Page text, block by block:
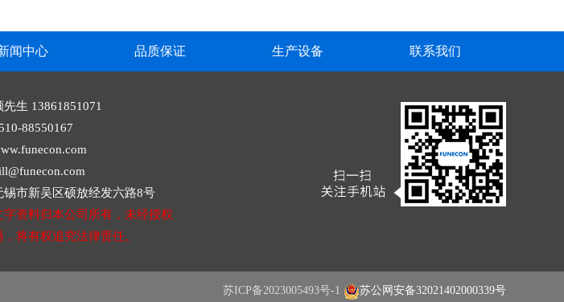
闻中心 品质保证 生产设备 联系我们
生 13861851071
88550167
市新吴区硕放经发六路8号
字资料归本公司所有，未经授权
将有权追究法律责任。
苏ICP备2023005493号-1 苏公网安备32021402000339号